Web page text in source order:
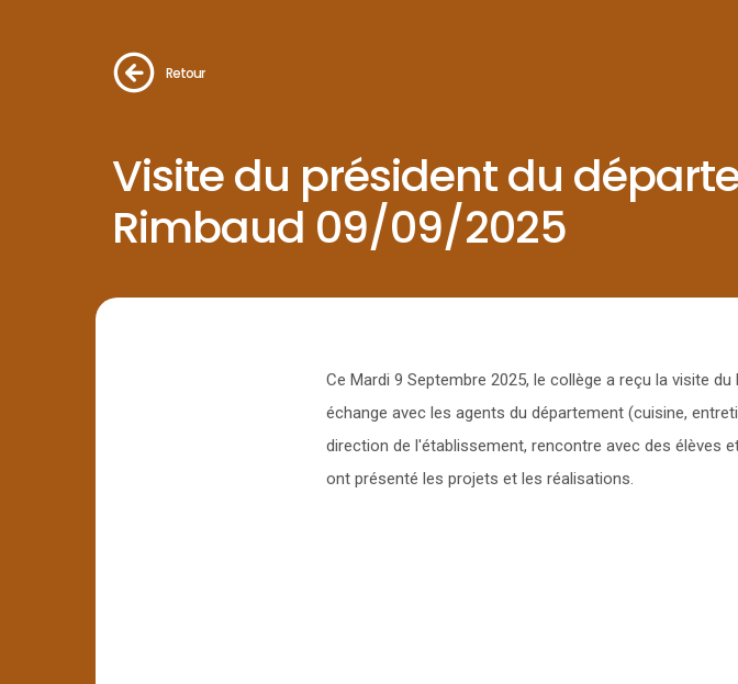
Retour
Visite du président du
Rimbaud 09/09/2025
Ce Mardi 9 Septembre 2025, le collège a reçu la visite
échange avec les agents du département (cuisine,
direction de l'établissement, rencontre avec des élèves
ont présenté les projets et les réalisations.